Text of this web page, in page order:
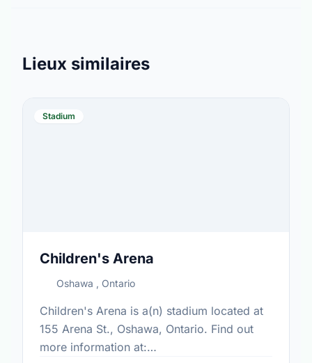
Lieux similaires
Stadium
Children's Arena
Oshawa , Ontario
Children's Arena is a(n) stadium located at
155 Arena St., Oshawa, Ontario. Find out
more information at: